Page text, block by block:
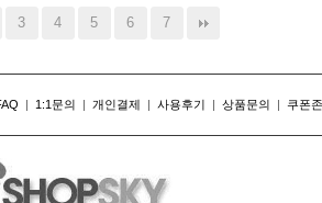
3 4 5 6 7
| 1:1문의 | 개인결제 | 사용후기 | 상품문의 | 쿠폰존